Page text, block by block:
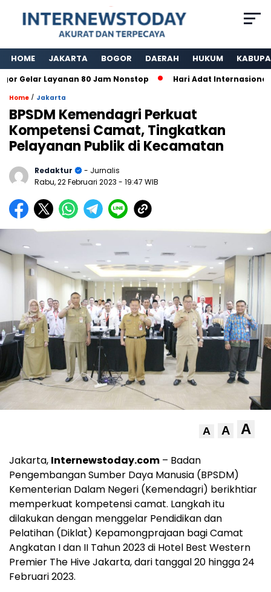
HOME JAKARTA BOGOR DAERAH HUKUM
Gelar Layanan 80 Jam Nonstop Hari Adat Internasional Ke
Home / Jakarta
BPSDM Kemendagri Perkuat
Kompetensi Camat, Tingkatkan
Pelayanan Publik di Kecamatan
Redaktur
- Jurnalis
Rabu, 22 Februari 2023 - 19:47 WIB
A A A
Jakarta, Internewstoday.com – Badan
Pengembangan Sumber Daya Manusia (BPSDM)
Kementerian Dalam Negeri (Kemendagri) berikhtiar
memperkuat kompetensi camat. Langkah itu
dilakukan dengan menggelar Pendidikan dan
Pelatihan (Diklat) Kepamongprajaan bagi Camat
Angkatan I dan II Tahun 2023 di Hotel Best Western
Premier The Hive Jakarta, dari tanggal 20 hingga 24
Februari 2023.